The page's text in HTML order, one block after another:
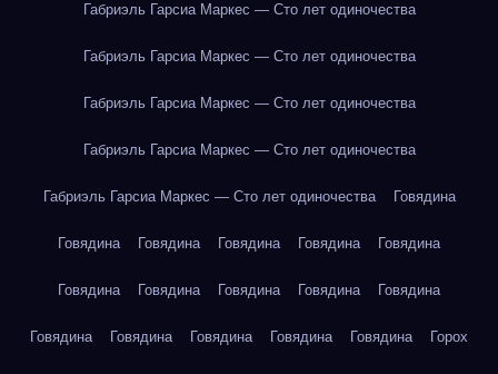
Габриэль Гарсиа Маркес — Сто лет одиночества
Габриэль Гарсиа Маркес — Сто лет одиночества
Габриэль Гарсиа Маркес — Сто лет одиночества
Габриэль Гарсиа Маркес — Сто лет одиночества
Габриэль Гарсиа Маркес — Сто лет одиночества Говядина
Говядина Говядина Говядина Говядина Говядина
Говядина Говядина Говядина Говядина Говядина
Говядина Говядина Говядина Говядина Говядина Горох